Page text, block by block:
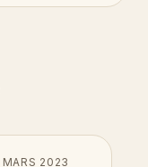
MARS 2023